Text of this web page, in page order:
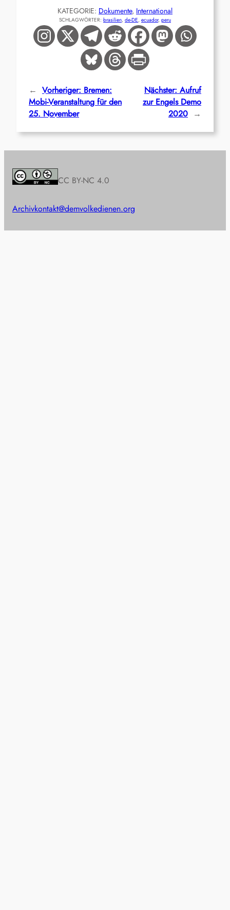
KATEGORIE: Dokumente, International
SCHLAGWÖRTER: brasilien, de-DE, ecuador, peru
← Vorheriger: Bremen:
Mobi-Veranstaltung für den
25. November
Nächster: Aufruf
zur Engels Demo
2020 →
CC BY-NC 4.0
Archivkontakt@demvolkedienen.org